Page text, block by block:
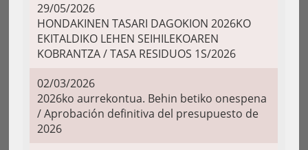
29/05/2026
HONDAKINEN TASARI DAGOKION 2026KO
EKITALDIKO LEHEN SEIHILEKOAREN
KOBRANTZA / TASA RESIDUOS 1S/2026
02/03/2026
2026ko aurrekontua. Behin betiko onespena
/ Aprobación definitiva del presupuesto de
2026